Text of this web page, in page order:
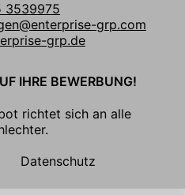
3539975
grp.com
grp.de
IHRE BEWERBUNG!
richtet sich an alle
Datenschutz